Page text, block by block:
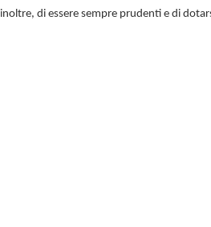
inoltre, di essere sempre prudenti e di